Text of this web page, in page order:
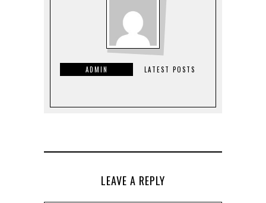
ADMIN LATEST POSTS
LEAVE A REPLY